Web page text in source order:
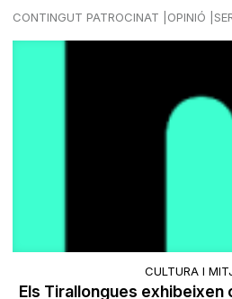
CONTINGUT PATROCINAT OPINIÓ
CULTURA I
Els Tirallongues